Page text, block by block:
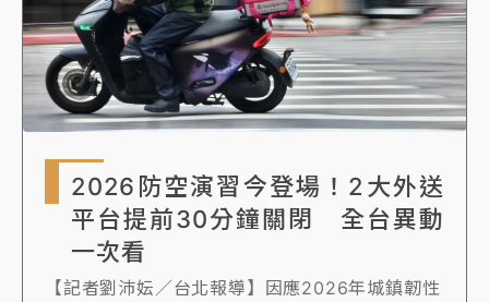
2026防空演習今登場！2大外送
平台提前30分鐘關閉 全台異動
一次看
【記者劉沛妘／台北報導】因應2026年城鎮韌性